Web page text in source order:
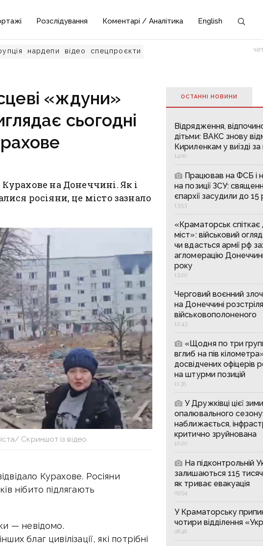
Розслідування Коментарі / Аналітика English
нардепи відео спецпроєкти
«ждуни»
сьогодні
на Донеччині. Як і
росіяни, це місто зазнало
Скриншот із відео
Курахове. Росіяни
нібито підлягають
— невідомо.
благ цивілізації, які потрібні
ОСТАННІ НОВИНИ
Відрядження,
дітьми: ВАКС знову
Кириленкам у виїзді
14:00
Працював на ФСБ і
на позиції ЗСУ:
єпархії засудили до 15
13:53
«Краматорськ
міст»: військовий
чи вдасться армії рф
агломерацію
року
13:20
Черговий воєнний
на Донеччині
військовополоненого
12:43
«Щодня по три
вглиб на пів
досвідчених офіцерів
на штурми позицій
11:35
У Дружківці цієї
опалювального
наближається,
критично зруйнована
10:20
На підконтрольній
залишаються 115
як триває евакуація
09:54
У Краматорську
чотири відділення
08:46